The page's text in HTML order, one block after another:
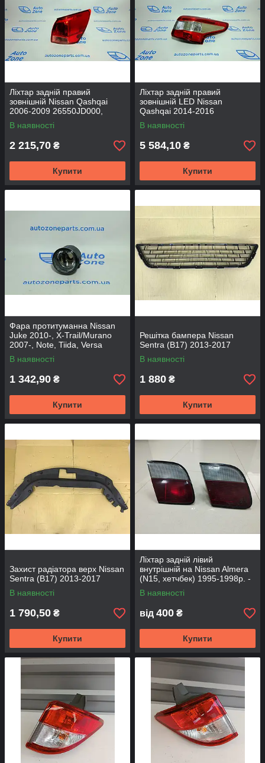
Ліхтар задній правий
зовнішній Nissan Qashqai
2006-2009 26550JD000,
26550EY00A - DEPO
В наявності
2 215,70 ₴
Купити
Ліхтар задній правий
зовнішній LED Nissan
Qashqai 2014-2016
265554EA0A - DEPO
В наявності
5 584,10 ₴
Купити
Фара протитуманна Nissan
Juke 2010-, X-Trail/Murano
2007-, Note, Tiida, Versa
2006- 261508992B - DEPO
В наявності
1 342,90 ₴
Купити
Решітка бампера Nissan
Sentra (B17) 2013-2017
В наявності
1 880 ₴
Купити
Захист радіатора верх Nissan
Sentra (B17) 2013-2017
В наявності
1 790,50 ₴
Купити
Ліхтар задній лівий
внутрішній на Nissan Almera
(N15, хетчбек) 1995-1998р. -
265550N029
В наявності
від 400 ₴
Купити